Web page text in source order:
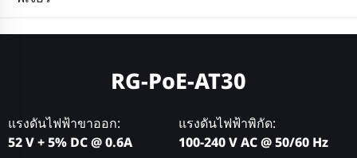
RG-PoE-AT30
แรงดันไฟฟ้าขาออก:
52 V + 5% DC @ 0.6A
แรงดันไฟฟ้าพิกัด:
100-240 V AC @ 50/60 Hz